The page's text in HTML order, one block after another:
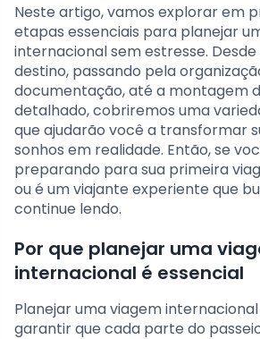
Neste artigo, vamos explorar em
etapas essenciais para planejar
internacional sem estresse.
destino, passando pela
documentação, até a montagem
detalhado, cobriremos uma
que ajudarão você a transformar
sonhos em realidade. Então, se
preparando para sua primeira
ou é um viajante experiente que
continue lendo.
Por que planejar uma
internacional é essencial
Planejar uma viagem
garantir que cada parte do